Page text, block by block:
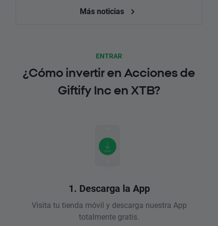
Más noticias
ENTRAR
¿Cómo invertir en Acciones de
Giftify Inc en XTB?
1. Descarga la App
Visita tu tienda móvil y descarga nuestra App
totalmente gratis.